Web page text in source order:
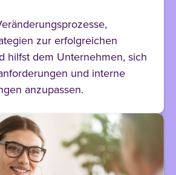
zur erfolgreichen
hilfst dem Unternehmen, sich
und interne
anzupassen.